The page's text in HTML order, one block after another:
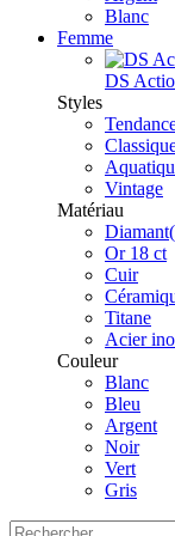
Blanc
Femme
DS
Styles
Vintage
Matériau
Or 18 ct
Cuir
Titane
Acier
Couleur
Blanc
Bleu
Argent
Noir
Vert
Gris